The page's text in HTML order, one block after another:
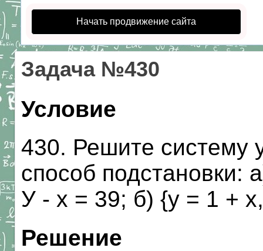
Начать продвижение сайта
Задача №430
Условие
430. Решите систему
способ
У - х = 39; б) {у = 1 +
Решение